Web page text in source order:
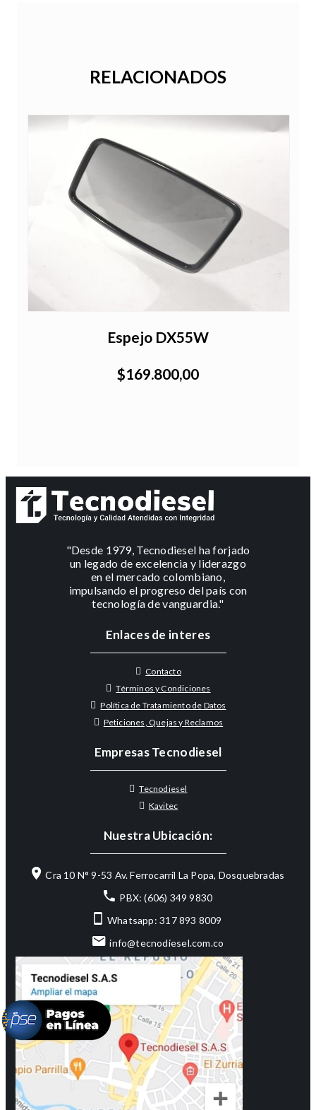
RELACIONADOS
Espejo DX55W
$169.800,00
"Desde 1979, Tecnodiesel ha forjado
un legado de excelencia y liderazgo
en el mercado colombiano,
impulsando el progreso del país con
tecnología de vanguardia."
Enlaces de interes
Contacto
Términos y Condiciones
Política de Tratamiento de Datos
Peticiones, Quejas y Reclamos
Empresas Tecnodiesel
Tecnodiesel
Kavitec
Nuestra Ubicación:
Cra 10 N° 9-53 Av. Ferrocarril La Popa, Dosquebradas
PBX: (606) 349 9830
Whatsapp: 317 893 8009
info@tecnodiesel.com.co